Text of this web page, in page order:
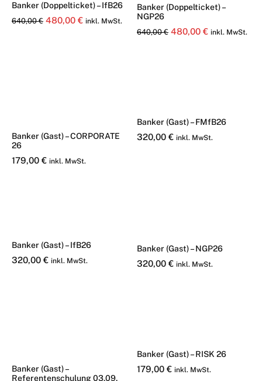
Banker (Doppelticket) – IfB26
640,00€ Ursprünglicher
480,00 €Aktueller
inkl. MwSt.
Banker (Doppelticket) –
NGP26
640,00€ Ursprünglicher
480,00 €Aktueller
inkl. MwSt.
Banker (Gast) – CORPORATE
26
179,00 € inkl. MwSt.
Banker (Gast) – FMfB26
320,00 € inkl. MwSt.
Banker (Gast) – IfB26
320,00 € inkl. MwSt.
Banker (Gast) – NGP26
320,00 € inkl. MwSt.
Banker (Gast) –
Referentenschulung 03.09.
Banker (Gast) – RISK 26
179,00 € inkl. MwSt.